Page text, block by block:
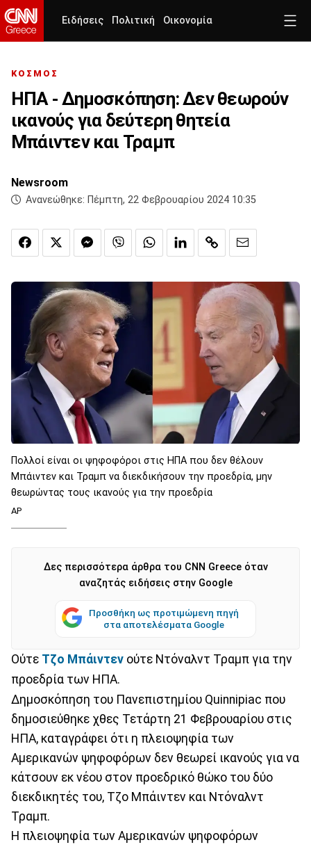
Ειδήσεις Πολιτική Οικονομία
ΚΟΣΜΟΣ
ΗΠΑ - Δημοσκόπηση: Δεν θεωρούν
ικανούς για δεύτερη θητεία
Μπάιντεν και Τραμπ
Newsroom
Ανανεώθηκε: Πέμπτη, 22 Φεβρουαρίου 2024 10:35
Πολλοί είναι οι ψηφοφόροι στις ΗΠΑ που δεν θέλουν
Μπάιντεν και Τραμπ να διεκδικήσουν την προεδρία, μην
θεωρώντας τους ικανούς για την προεδρία
AP
Δες περισσότερα άρθρα του CNN Greece όταν
αναζητάς ειδήσεις στην Google
Προσθήκη ως προτιμώμενη πηγή
στα αποτελέσματα Google
Ούτε Τζο Μπάιντεν ούτε Ντόναλντ Τραμπ για την
προεδρία των ΗΠΑ.
Δημοσκόπηση του Πανεπιστημίου Quinnipiac που
δημοσιεύθηκε χθες Τετάρτη 21 Φεβρουαρίου στις
ΗΠΑ, καταγράφει ότι η πλειοψηφία των
Αμερικανών ψηφοφόρων δεν θεωρεί ικανούς για να
κάτσουν εκ νέου στον προεδρικό θώκο του δύο
διεκδικητές του, Τζο Μπάιντεν και Ντόναλντ
Τραμπ.
Η πλειοψηφία των Αμερικανών ψηφοφόρων